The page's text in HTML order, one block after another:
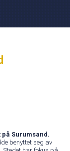
Surumsand.
benyttet seg av